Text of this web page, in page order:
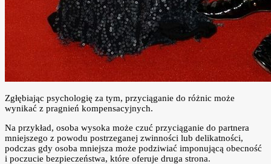
Zgłębiając psychologię za tym, przyciąganie do różnic może
wynikać z pragnień kompensacyjnych.
Na przykład, osoba wysoka może czuć przyciąganie do partnera
mniejszego z powodu postrzeganej zwinności lub delikatności,
podczas gdy osoba mniejsza może podziwiać imponującą obecność
i poczucie bezpieczeństwa, które oferuje druga strona.